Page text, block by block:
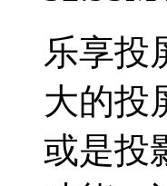
乐享投
大的投
或是投